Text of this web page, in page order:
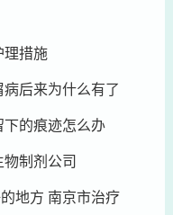
理措施
后来为什么有了
的痕迹怎么办
制剂公司
地方 南京市治疗